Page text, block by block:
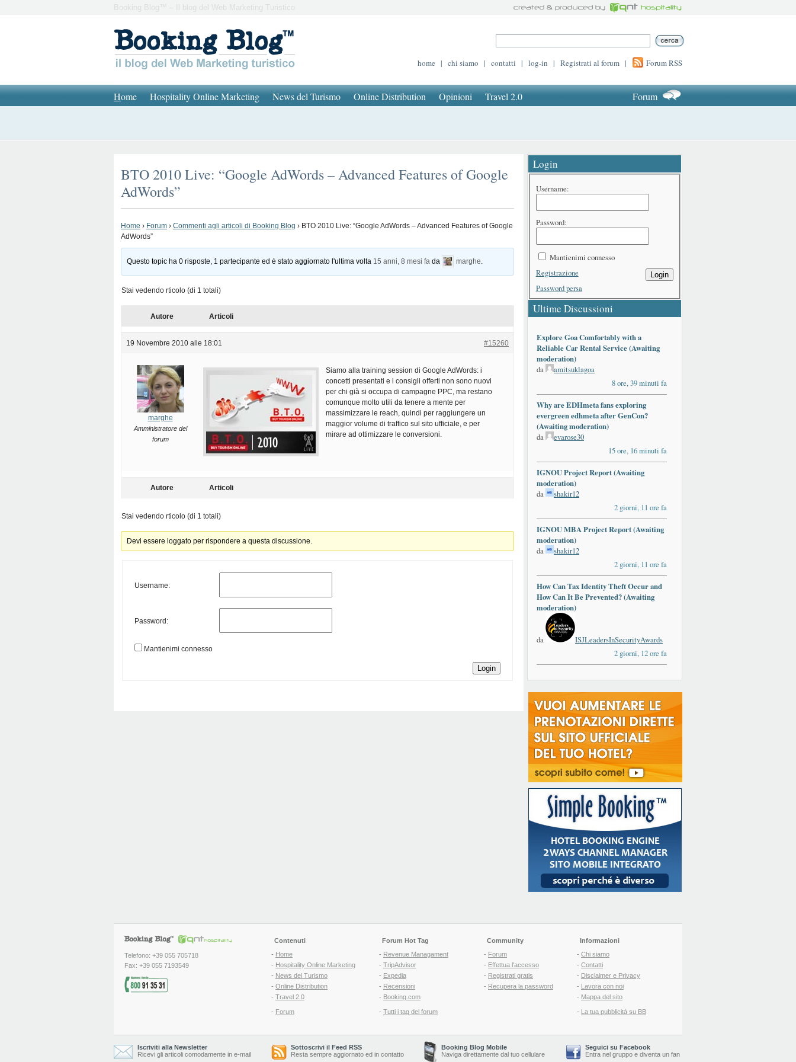
Booking Blog™ – Il blog del Web Marketing Turistico
home | chi siamo | contatti | log-in | Registrati al forum | Forum RSS
Home Hospitality Online Marketing News del Turismo Online Distribution Opinioni Travel 2.0 Forum
BTO 2010 Live: “Google AdWords – Advanced Features of Google
AdWords”
Home › Forum › Commenti agli articoli di Booking Blog › BTO 2010 Live: “Google AdWords – Advanced Features of Google
AdWords”
Questo topic ha 0 risposte, 1 partecipante ed è stato aggiornato l'ultima volta 15 anni, 8 mesi fa da marghe
Stai vedendo rticolo (di 1 totali)
Autore Articoli
19 Novembre 2010 alle 18:01 #15260
marghe
Amministratore del
forum
Siamo alla training session di Google AdWords: i
concetti presentati e i consigli offerti non sono nuovi
per chi già si occupa di campagne PPC, ma restano
comunque molto utili da tenere a mente per
massimizzare le reach, quindi per raggiungere un
maggior volume di traffico sul sito ufficiale, e per
mirare ad ottimizzare le conversioni.
Autore Articoli
Stai vedendo rticolo (di 1 totali)
Devi essere loggato per rispondere a questa discussione.
Username:
Password:
Mantienimi connesso
Login
Login
Username:
Password:
Mantienimi connesso
Login
Registrazione
Password persa
Ultime Discussioni
Explore Goa Comfortably with a
Reliable Car Rental Service (Awaiting
moderation)
da
amitsuklagoa
8 ore, 39 minuti fa
Why are EDHmeta fans exploring
evergreen edhmeta after GenCon?
(Awaiting moderation)
da
evarose30
15 ore, 16 minuti fa
IGNOU Project Report (Awaiting
moderation)
da
shakir12
2 giorni, 11 ore fa
IGNOU MBA Project Report (Awaiting
moderation)
da
shakir12
2 giorni, 11 ore fa
How Can Tax Identity Theft Occur and
How Can It Be Prevented? (Awaiting
moderation)
da
ISJLeadersInSecurityAwards
2 giorni, 12 ore fa
Telefono: +39 055 705718
Fax: +39 055 7193549
Contenuti
- Home
- Hospitality Online Marketing
- News del Turismo
- Online Distribution
- Travel 2.0
- Forum
Forum Hot Tag
- Revenue Managament
- TripAdvisor
- Expedia
- Recensioni
- Booking.com
- Tutti i tag del forum
Community
- Forum
- Effettua l'accesso
- Registrati gratis
- Recupera la password
Informazioni
- Chi siamo
- Contatti
- Disclaimer e Privacy
- Lavora con noi
- Mappa del sito
- La tua pubblicità su BB
Iscriviti alla Newsletter
Ricevi gli articoli comodamente in e-mail
Sottoscrivi il Feed RSS
Resta sempre aggiornato ed in contatto
Booking Blog Mobile
Naviga direttamente dal tuo cellulare
Seguici su Facebook
Entra nel gruppo e diventa un fan